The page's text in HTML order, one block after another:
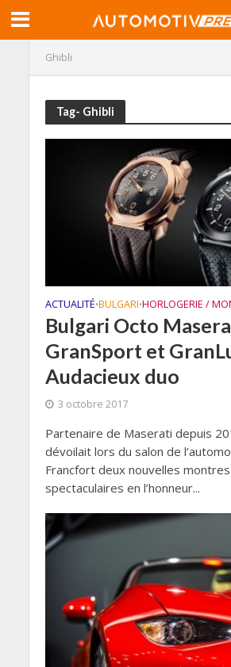
Ghibli
Tag- Ghibli
ACTUALITÉ•BULGARI•HORLOGERIE /
Bulgari Octo
GranSport et
Audacieux duo
3 octobre 2017
Partenaire de Maserati depuis
dévoilait lors du salon de
Francfort deux nouvelles montres
spectaculaires en l’honneur...